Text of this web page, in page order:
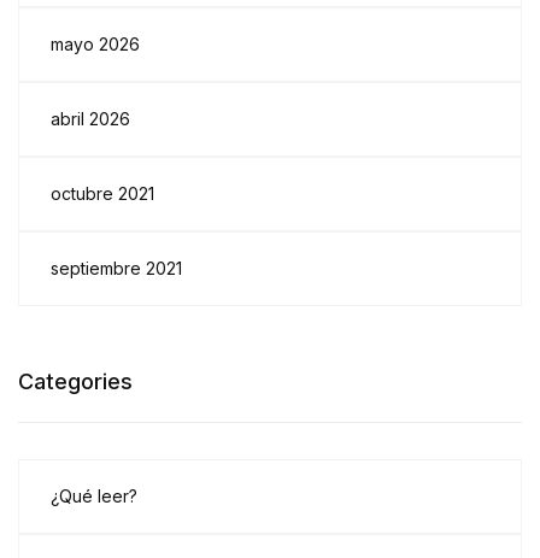
mayo 2026
abril 2026
octubre 2021
septiembre 2021
Categories
¿Qué leer?